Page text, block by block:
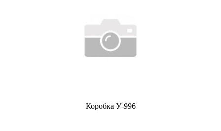
Коробка У-996